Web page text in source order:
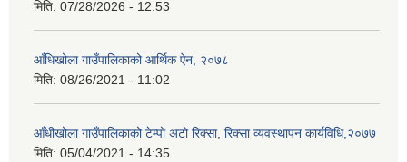
मिति: 07/28/2026 - 12:53
आँधिखोला गाउँपालिकाको आर्थिक ऐन, २०७८
मिति: 08/26/2021 - 11:02
आँधीखोला गाउँपालिकाको टेम्पो अटो रिक्सा, रिक्सा व्यवस्थापन कार्यविधि,२०७७
मिति: 05/04/2021 - 14:35